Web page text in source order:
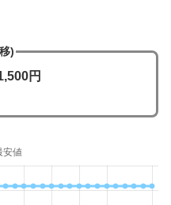
)
円